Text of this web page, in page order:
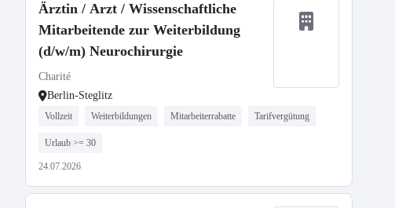
Ärztin / Arzt / Wissenschaftliche
Mitarbeitende zur Weiterbildung
(d/w/m) Neurochirurgie
Charité
Berlin-Steglitz
Vollzeit Weiterbildungen Mitarbeiterrabatte Tarifvergütung
Urlaub >= 30
24.07.2026